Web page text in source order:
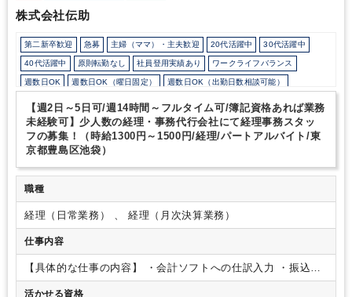
株式会社伝助
第二新卒歓迎 急募 主婦（ママ）・主夫歓迎 20代活躍中 30代活躍中
40代活躍中 原則転勤なし 社員登用実績あり ワークライフバランス
週数日OK 週数日OK（曜日固定） 週数日OK（出勤日数相談可能）
週2日からOK 月数日の勤務
時短勤務の相談OK 勤務開始時間の相談OK 勤務終了時間の相談OK 朝遅め
10時以降出社OK 定時早め 16時以前退社OK フルタイム
1日5時間以内でもOK
残業少なめ 残業月10時間未満 扶養控除内 オフィスカジュアルOK
派遣スタッフ活躍中
ルーティンワークがメイン 業務手順等のOJT 土日祝休み
【週2日～5日可/週14時間～フルタイム可/簿記資格あれば業務
未経験可】少人数の経理・事務代行会社にて経理事務スタッ
フの募集！（時給1300円～1500円/経理/パートアルバイト/東
京都豊島区池袋）
職種
経理（日常業務） 、 経理（月次決算業務）
仕事内容
【具体的な仕事の内容】 ・会計ソフトへの仕訳入力
・振込作
業・その他、経理・事務業務全般・書類の整理・社内総務
活かせる資格